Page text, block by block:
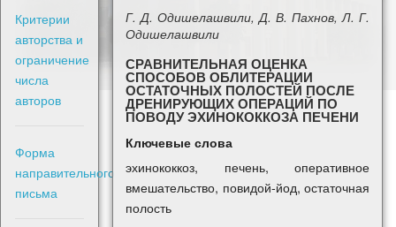
Правила для авторов
Войти
Критерии
авторства и
ограничение
числа
авторов
Форма
направительного
письма
Г. Д. Одишелашвили, Д. В. Пахнов, Л. Г.
Одишелашвили
СРАВНИТЕЛЬНАЯ ОЦЕНКА
СПОСОБОВ ОБЛИТЕРАЦИИ
ОСТАТОЧНЫХ ПОЛОСТЕЙ ПОСЛЕ
ДРЕНИРУЮЩИХ ОПЕРАЦИЙ ПО
ПОВОДУ ЭХИНОКОККОЗА ПЕЧЕНИ
Ключевые слова
эхинококкоз, печень, оперативное
вмешательство, повидой-йод, остаточная
полость